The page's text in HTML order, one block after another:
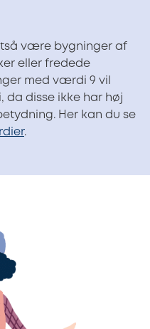
være bygninger af
eller fredede
med værdi 9 vil
disse ikke har høj
Her kan du se
.